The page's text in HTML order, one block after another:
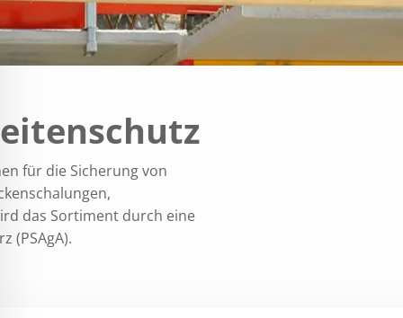
für die Sicherung von
das Sortiment durch eine
(PSAgA).